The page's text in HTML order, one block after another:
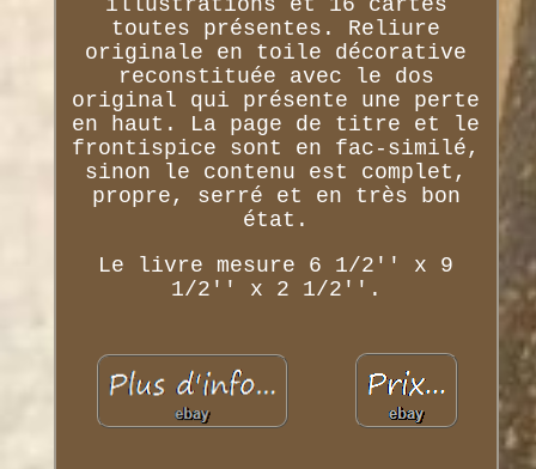
toutes présentes. Reliure
originale en toile décorative
reconstituée avec le dos
original qui présente une perte
en haut. La page de titre et le
frontispice sont en fac-similé,
sinon le contenu est complet,
propre, serré et en très bon
état.
Le livre mesure 6 1/2'' x 9
1/2'' x 2 1/2''.